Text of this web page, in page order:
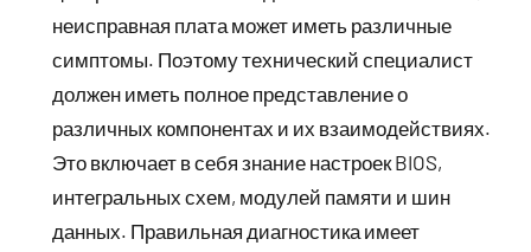
неисправная плата может иметь различные
симптомы. Поэтому технический специалист
должен иметь полное представление о
различных компонентах и их взаимодействиях.
Это включает в себя знание настроек BIOS,
интегральных схем, модулей памяти и шин
данных. Правильная диагностика имеет